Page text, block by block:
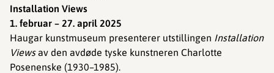
Installation Views
1. februar – 27. april 2025
Haugar kunstmuseum presenterer utstillingen Installation
Viewsav den avdøde tyske kunstneren Charlotte
Posenenske (1930–1985).